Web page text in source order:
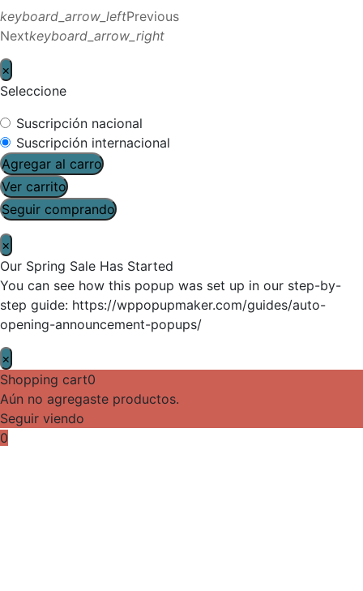
keyboard_arrow_leftPrevious
Nextkeyboard_arrow_right
×
Seleccione
Suscripción nacional
Suscripción internacional
Agregar al carro
Ver carrito
Seguir comprando
×
Our Spring Sale Has Started
You can see how this popup was set up in our step-by-
step guide: https://wppopupmaker.com/guides/auto-
opening-announcement-popups/
×
Shopping cart0
Aún no agregaste productos.
Seguir viendo
0